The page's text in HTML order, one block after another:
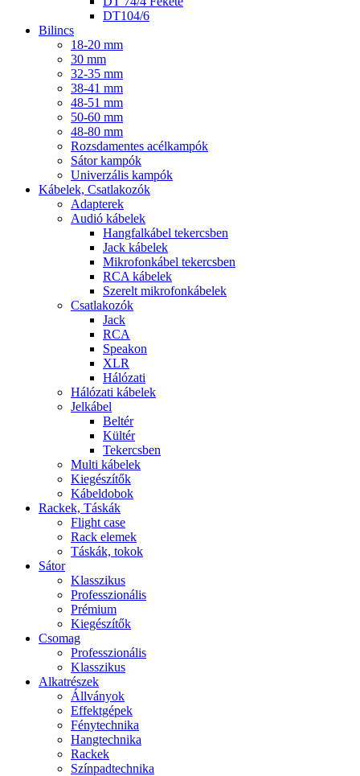
DT104/6
Bilincs
18-20 mm
30 mm
32-35 mm
38-41 mm
48-51 mm
50-60 mm
48-80 mm
Rozsdamentes acélkampók
Sátor kampók
Univerzális kampók
Kábelek, Csatlakozók
Adapterek
Audió kábelek
Hangfalkábel tekercsben
Jack kábelek
Mikrofonkábel tekercsben
RCA kábelek
Szerelt mikrofonkábelek
Csatlakozók
Jack
RCA
Speakon
XLR
Hálózati
Hálózati kábelek
Jelkábel
Beltér
Kültér
Tekercsben
Multi kábelek
Kiegészítők
Kábeldobok
Rackek, Táskák
Flight case
Rack elemek
Táskák, tokok
Sátor
Klasszikus
Professzionális
Prémium
Kiegészítők
Csomag
Professzionális
Klasszikus
Alkatrészek
Állványok
Effektgépek
Fénytechnika
Hangtechnika
Rackek
Színpadtechnika